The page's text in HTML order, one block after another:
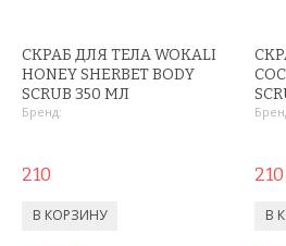
ДОЗАТОРЫ
КОНДИЦИОНЕРЫ И
СКРАБ ДЛЯ ТЕЛА WOKALI
HONEY SHERBET BODY
SCRUB 350 МЛ
Бренд:
210 210